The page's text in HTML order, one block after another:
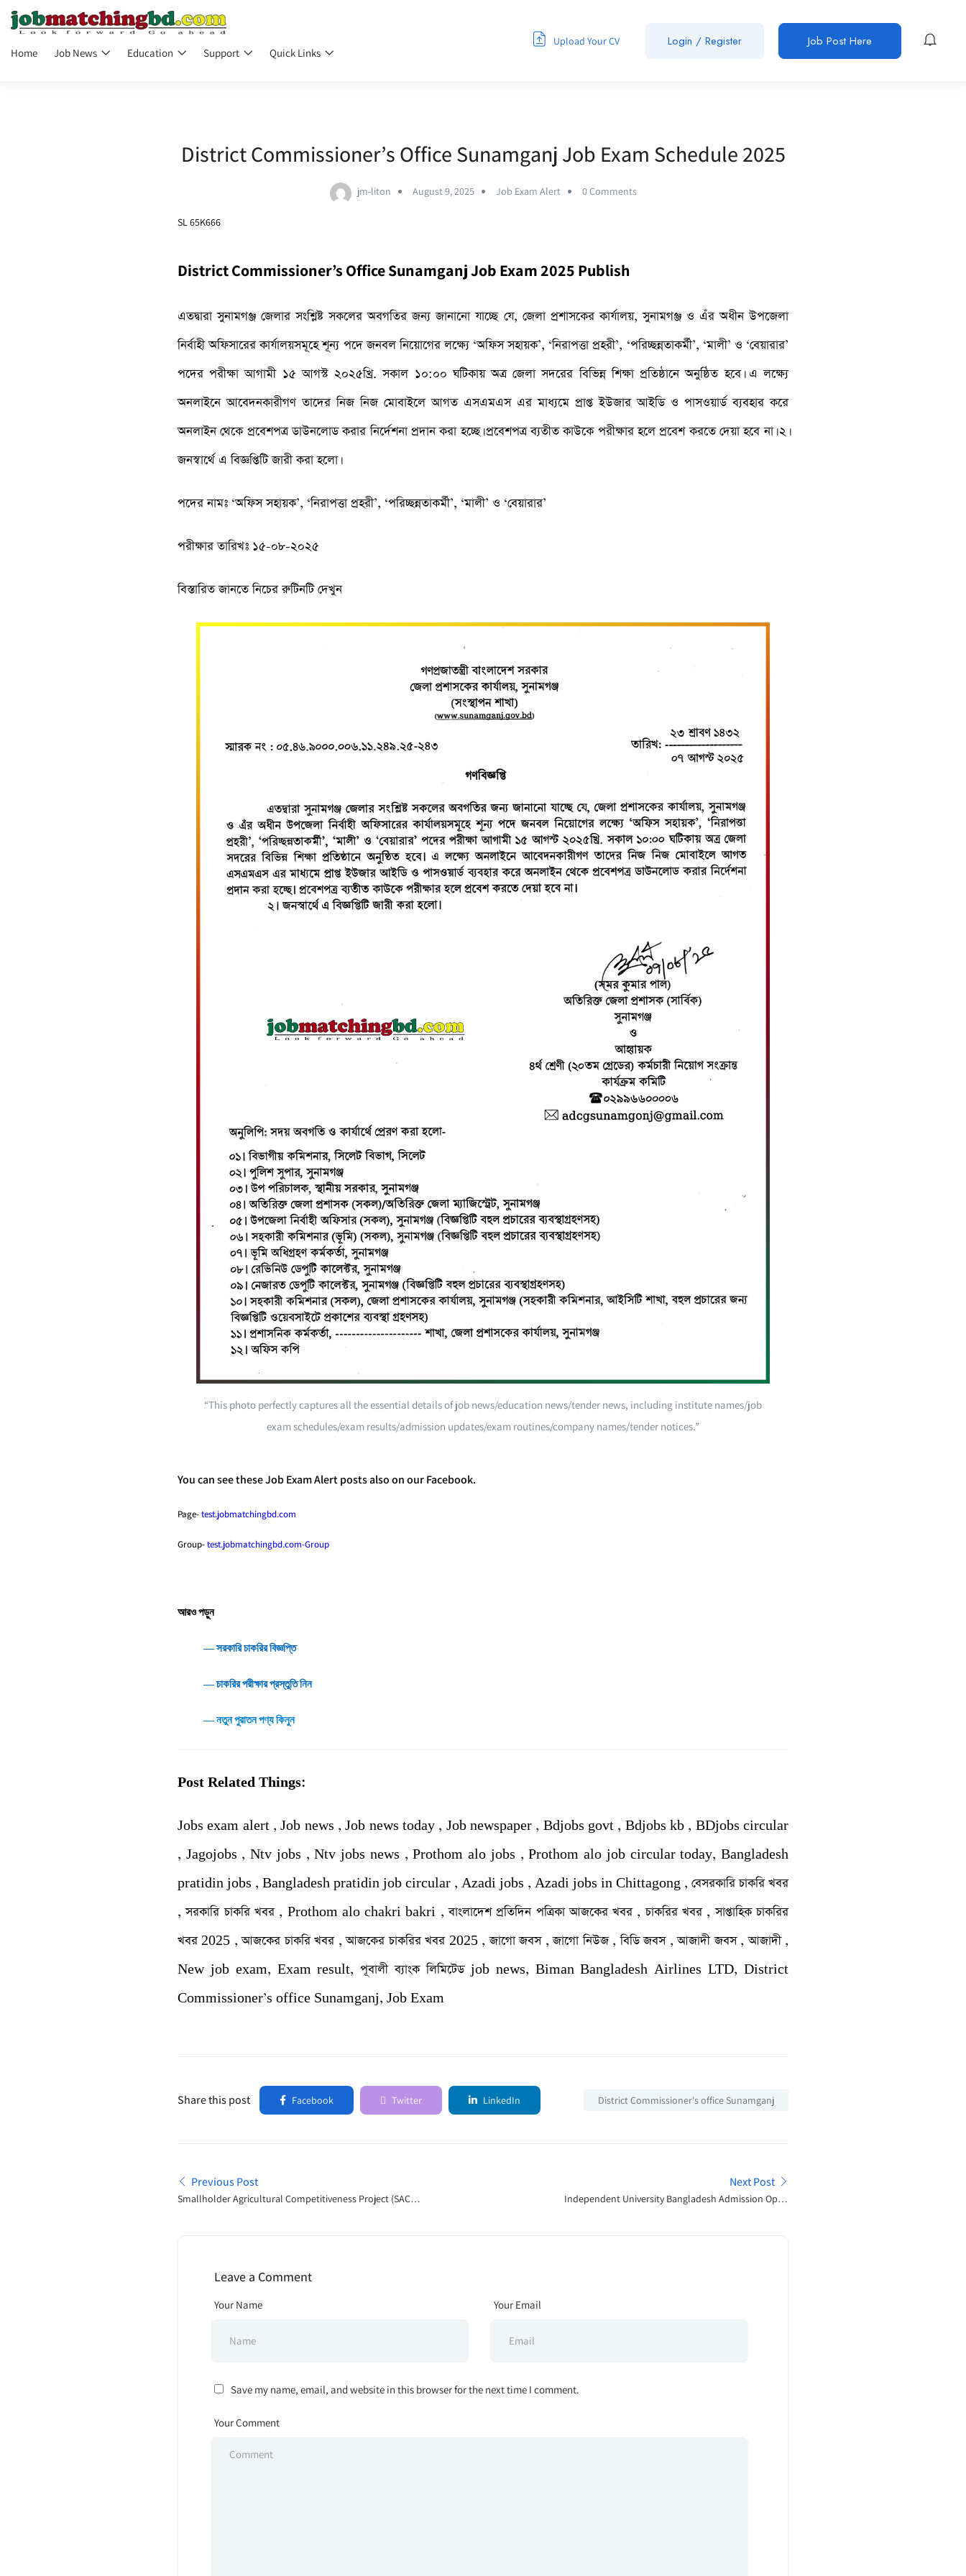
Home Job News Education Support Quick Links
Upload Your CV Login / Register Job Post Here
District Commissioner’s Office Sunamganj Job Exam Schedule 2025
jm-liton August 9, 2025 Job Exam Alert 0 Comments
SL 65K666
District Commissioner’s Office Sunamganj Job Exam 2025 Publish
এতদ্বারা সুনামগঞ্জ জেলার সংশ্লিষ্ট সকলের অবগতির জন্য জানানো যাচ্ছে যে, জেলা প্রশাসকের কার্যালয়, সুনামগঞ্জ ও এঁর অধীন উপজেলা
নির্বাহী অফিসারের কার্যালয়সমূহে শূন্য পদে জনবল নিয়োগের লক্ষ্যে ‘অফিস সহায়ক’, ‘নিরাপত্তা প্রহরী’, ‘পরিচ্ছন্নতাকর্মী’, ‘মালী’ ও ‘বেয়ারার’
পদের পরীক্ষা আগামী ১৫ আগস্ট ২০২৫খ্রি. সকাল ১০:০০ ঘটিকায় অত্র জেলা সদরের বিভিন্ন শিক্ষা প্রতিষ্ঠানে অনুষ্ঠিত হবে। এ লক্ষ্যে
অনলাইনে আবেদনকারীগণ তাদের নিজ নিজ মোবাইলে আগত এসএমএস এর মাধ্যমে প্রাপ্ত ইউজার আইডি ও পাসওয়ার্ড ব্যবহার করে
অনলাইন থেকে প্রবেশপত্র ডাউনলোড করার নির্দেশনা প্রদান করা হচ্ছে। প্রবেশপত্র ব্যতীত কাউকে পরীক্ষার হলে প্রবেশ করতে দেয়া হবে না। ২।
জনস্বার্থে এ বিজ্ঞপ্তিটি জারী করা হলো।
পদের নামঃ ‘অফিস সহায়ক’, ‘নিরাপত্তা প্রহরী’, ‘পরিচ্ছন্নতাকর্মী’, ‘মালী’ ও ‘বেয়ারার’
পরীক্ষার তারিখঃ ১৫-০৮-২০২৫
বিস্তারিত জানতে নিচের রুটিনটি দেখুন
“This photo perfectly captures all the essential details of job news/education news/tender news, including institute names/job
exam schedules/exam results/admission updates/exam routines/company names/tender notices.”
You can see these Job Exam Alert posts also on our Facebook.
Page-test.jobmatchingbd.com
Group-test.jobmatchingbd.com-Group
আরও পড়ুন
― সরকারি চাকরির বিজ্ঞপ্তি
― চাকরির পরীক্ষার প্রস্তুতি নিন
― নতুন পুরাতন পণ্য কিনুন
Post Related Things:
Jobs exam alert , Job news , Job news today , Job newspaper , Bdjobs govt , Bdjobs kb , BDjobs circular
, Jagojobs , Ntv jobs , Ntv jobs news , Prothom alo jobs , Prothom alo job circular today, Bangladesh
pratidin jobs , Bangladesh pratidin job circular , Azadi jobs , Azadi jobs in Chittagong , বেসরকারি চাকরি খবর
, সরকারি চাকরি খবর , Prothom alo chakri bakri , বাংলাদেশ প্রতিদিন পত্রিকা আজকের খবর , চাকরির খবর , সাপ্তাহিক চাকরির
খবর 2025 , আজকের চাকরি খবর , আজকের চাকরির খবর 2025 , জাগো জবস , জাগো নিউজ , বিডি জবস , আজাদী জবস , আজাদী ,
New job exam, Exam result, পূবালী ব্যাংক লিমিটেড job news, Biman Bangladesh Airlines LTD, District
Commissioner’s office Sunamganj, Job Exam
Share this post Facebook Twitter LinkedIn District Commissioner's office Sunamganj
Previous Post
Smallholder Agricultural Competitiveness Project (SACP)
Next Post
Independent University Bangladesh Admission Open
Leave a Comment
Your Name Your Email
Save my name, email, and website in this browser for the next time I comment.
Your Comment